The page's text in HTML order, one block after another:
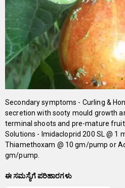
Secondary symptoms - Curling &
secretion with sooty mould growth
terminal shoots and pre-mature
Solutions - Imidacloprid 200 SL @ 1
Thiamethoxam @ 10 gm/pump or
gm/pump.
ಈ ಸಮಸ್ಯೆಗೆ ಪರಿಹಾರಗಳು